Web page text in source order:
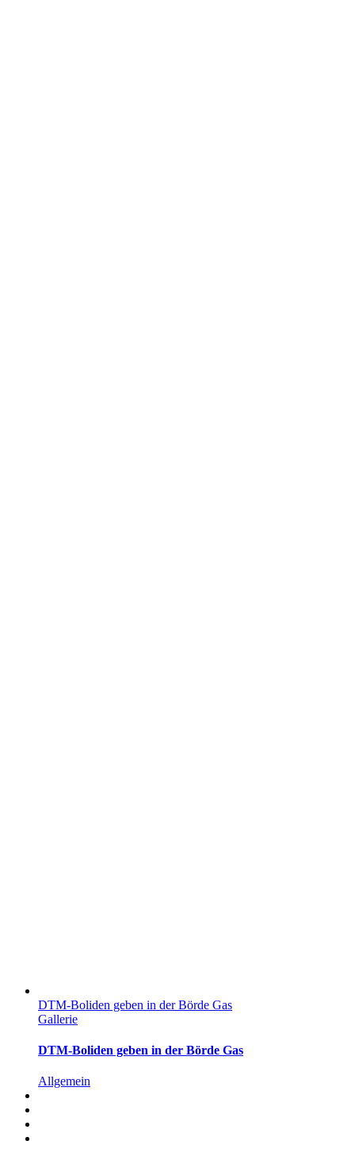
DTM-Boliden geben in der Börde Gas
Gallerie
DTM-Boliden geben in der Börde Gas
Allgemein